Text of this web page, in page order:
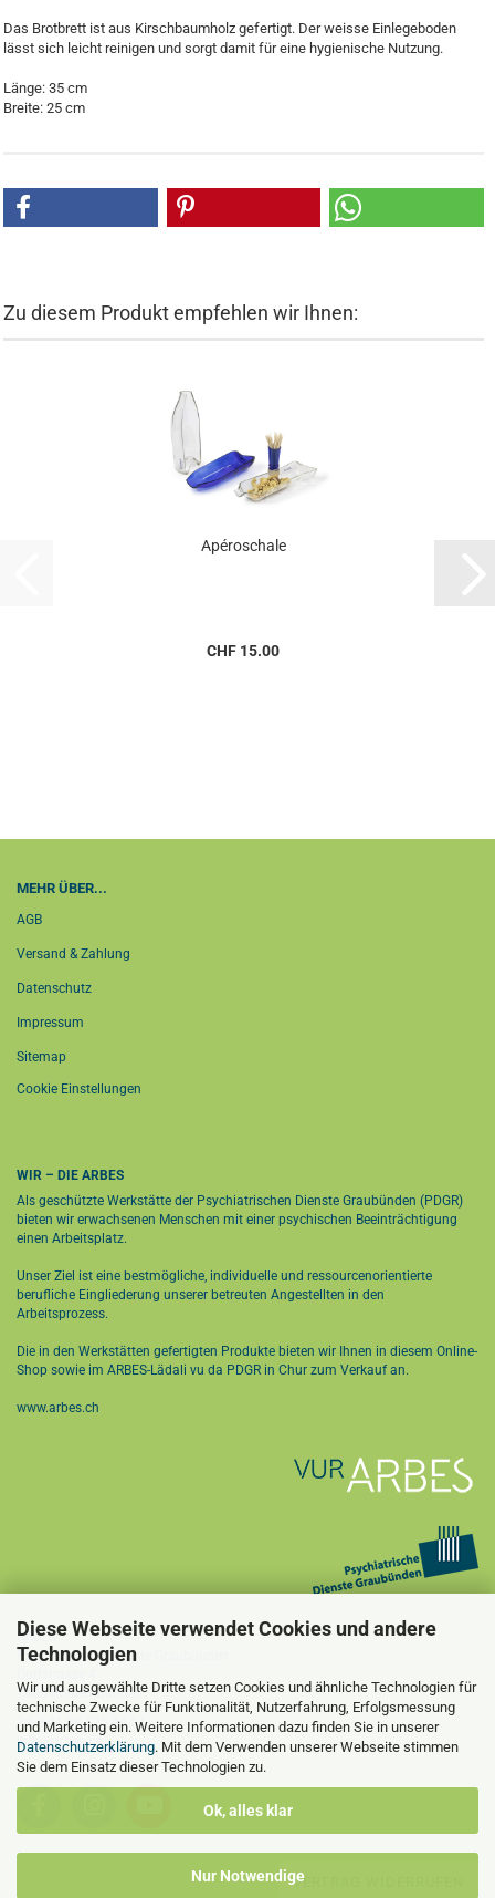
Diese Webseite verwendet Cookies und andere
Technologien
Wir und ausgewählte Dritte setzen Cookies und ähnliche Technologien für
technische Zwecke für Funktionalität, Nutzerfahrung, Erfolgsmessung
und Marketing ein. Weitere Informationen dazu finden Sie in unserer
Datenschutzerklärung. Mit dem Verwenden unserer Webseite stimmen
Sie dem Einsatz dieser Technologien zu.
Ok, alles klar
Nur Notwendige
Das Brotbrett ist aus Kirschbaumholz gefertigt. Der weisse Einlegeboden
lässt sich leicht reinigen und sorgt damit für eine hygienische Nutzung.
Länge: 35 cm
Breite: 25 cm
Zu diesem Produkt empfehlen wir Ihnen:
Apéroschale
CHF 15.00
MEHR ÜBER...
AGB
Versand & Zahlung
Datenschutz
Impressum
Sitemap
Cookie Einstellungen
WIR – DIE ARBES
Als geschützte Werkstätte der Psychiatrischen Dienste Graubünden (PDGR)
bieten wir erwachsenen Menschen mit einer psychischen Beeinträchtigung
einen Arbeitsplatz.
Unser Ziel ist eine bestmögliche, individuelle und ressourcenorientierte
berufliche Eingliederung unserer betreuten Angestellten in den
Arbeitsprozess.
Die in den Werkstätten gefertigten Produkte bieten wir Ihnen in diesem Online-
Shop sowie im ARBES-Lädali vu da PDGR in Chur zum Verkauf an.
www.arbes.ch
ARBES
Psychiatrische Dienste Graubünden
7405 Rothenbrunnen
Tel. +41 58 225 44 51
info@arbes.ch
VERTRAG WIDERRUFEN